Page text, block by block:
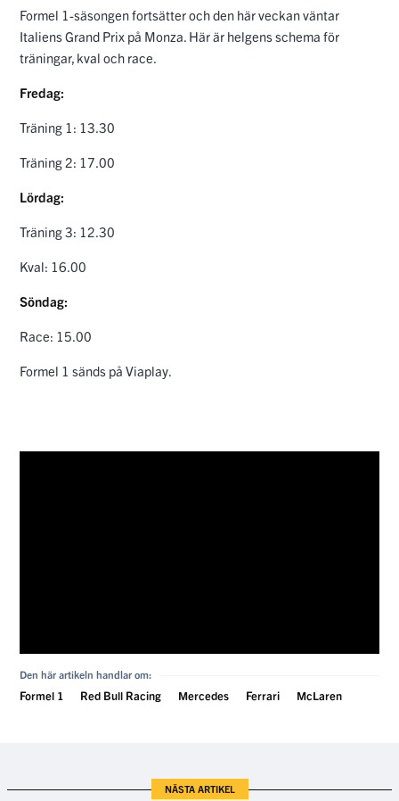
Formel 1-säsongen fortsätter och den här veckan väntar
Italiens Grand Prix på Monza. Här är helgens schema för
träningar, kval och race.
Fredag:
Träning 1: 13.30
Träning 2: 17.00
Lördag:
Träning 3: 12.30
Kval: 16.00
Söndag:
Race: 15.00
Formel 1 sänds på Viaplay.
Den här artikeln handlar om:
Formel 1 Red Bull Racing Mercedes Ferrari McLaren
NÄSTA ARTIKEL